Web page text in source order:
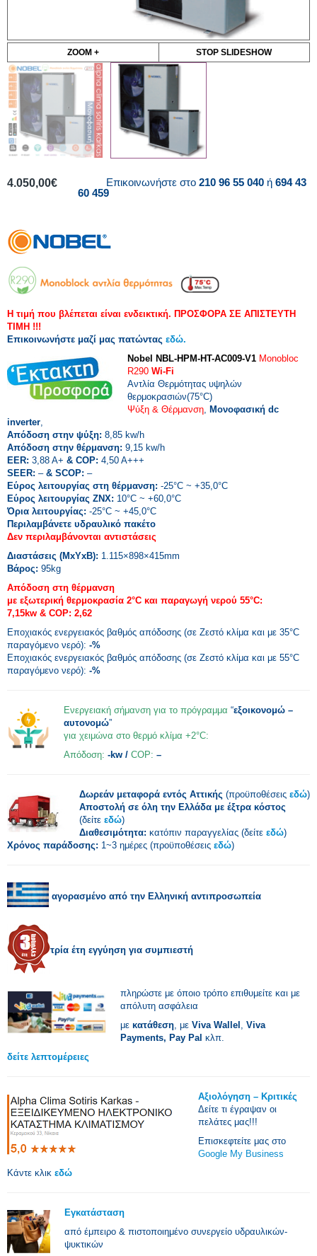
ZOOM + STOP SLIDESHOW
4.050,00€ Επικοινωνήστε στο 210 96 55 040 ή 694 43
60 459
Η τιμή που βλέπεται είναι ενδεικτική. ΠΡΟΣΦΟΡΑ ΣΕ ΑΠΙΣΤΕΥΤΗ
ΤΙΜΗ !!!
Επικοινωνήστε μαζί μας πατώντας εδώ.
Nobel NBL-HPM-HT-AC009-V1 Monobloc
R290 Wi-Fi
Αντλία Θερμότητας υψηλών
θερμοκρασιών(75°C)
Ψύξη & Θέρμανση
Μονοφασική dc
inverter
Απόδοση στην ψύξη: 8,85 kw/h
Απόδοση στην θέρμανση: 9,15 kw/h
EER: 3,88 A+ & COP: 4,50 A+++
SEER: – & SCOP: –
Εύρος λειτουργίας στη θέρμανση: -25°C ~ +35,0°C
Εύρος λειτουργίας ΖΝΧ: 10°C ~ +60,0°C
Όρια λειτουργίας: -25°C ~ +45,0°C
Περιλαμβάνετε υδραυλικό πακέτο
Δεν περιλαμβάνονται αντιστάσεις
Διαστάσεις (MxΥxΒ): 1.115×898×415mm
Βάρος: 95kg
Απόδοση στη θέρμανση
με εξωτερική θερμοκρασία 2°C και παραγωγή νερού 55°C:
7,15kw & COP: 2,62
Εποχιακός ενεργειακός βαθμός απόδοσης (σε Ζεστό κλίμα και με 35°C
παραγόμενο νερό): -%
Εποχιακός ενεργειακός βαθμός απόδοσης (σε Ζεστό κλίμα και με 55°C
παραγόμενο νερό): -%
Ενεργειακή σήμανση για το πρόγραμμα “εξοικονομώ –
αυτονομώ”
για χειμώνα στο θερμό κλίμα +2°C:
Απόδοση: -kw / COP: –
Δωρεάν μεταφορά εντός Αττικής (προϋποθέσεις εδώ)
Αποστολή σε όλη την Ελλάδα με έξτρα κόστος
(δείτε εδώ)
Διαθεσιμότητα: κατόπιν παραγγελίας (δείτε εδώ)
Χρόνος παράδοσης: 1~3 ημέρες (προϋποθέσεις εδώ)
αγορασμένο από την Ελληνική αντιπροσωπεία
τρία έτη εγγύηση για συμπιεστή
πληρώστε με όποιο τρόπο επιθυμείτε και με
απόλυτη ασφάλεια
με κατάθεση, με Viva Wallel , Viva
Payments, Pay Pal κλπ.
δείτε λεπτομέρειες
Αξιολόγηση – Κριτικές
Δείτε τι έγραψαν οι
πελάτες μας!!!
Επισκεφτείτε μας στο
Google My Business
Κάντε κλικ εδώ
Εγκατάσταση
από έμπειρο & πιστοποιημένο συνεργείο υδραυλικών-
ψυκτικών